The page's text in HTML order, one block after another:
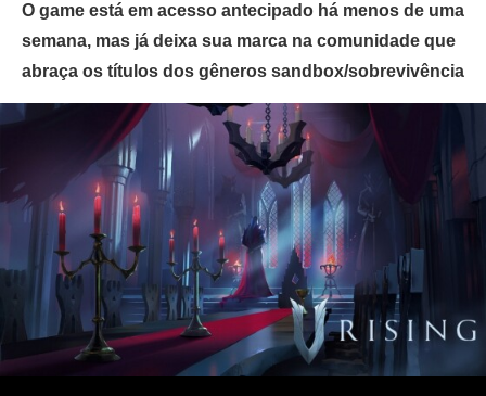
O game está em acesso antecipado há menos de uma
semana, mas já deixa sua marca na comunidade que
abraça os títulos dos gêneros sandbox/sobrevivência